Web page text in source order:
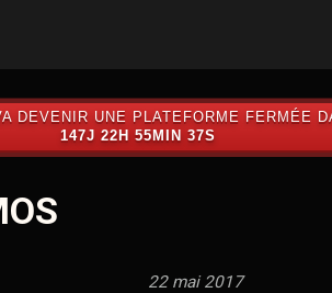
DEVENIR UNE PLATEFORME FERMÉE
147J 22H 55MIN 36S
22 mai 2017